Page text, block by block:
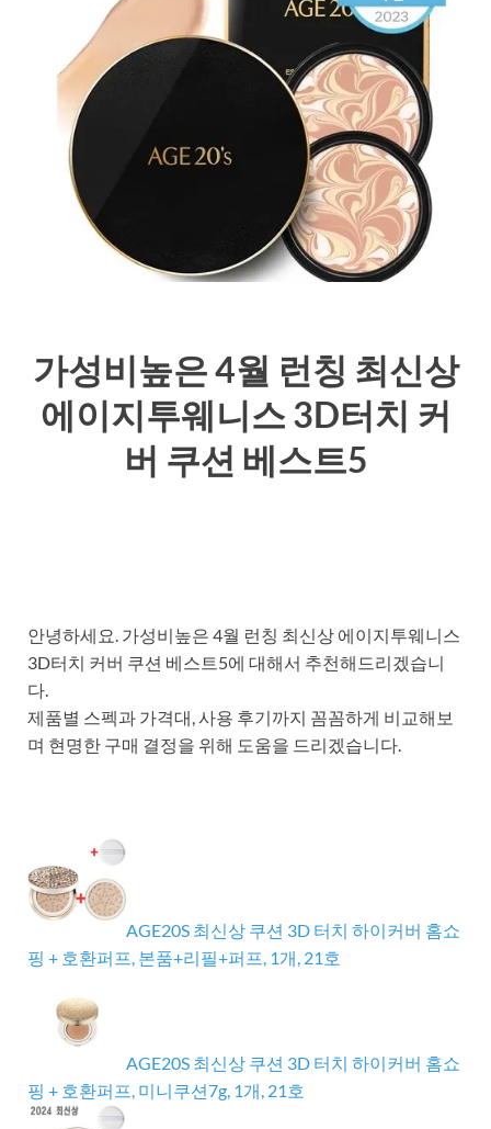
가성비높은 4월 런칭 최신상
에이지투웨니스 3D터치 커
버 쿠션 베스트5
안녕하세요. 가성비높은 4월 런칭 최신상 에이지투웨니스
3D터치 커버 쿠션 베스트5에 대해서 추천해드리겠습니
다.
제품별 스펙과 가격대, 사용 후기까지 꼼꼼하게 비교해보
며 현명한 구매 결정을 위해 도움을 드리겠습니다.
AGE20S 최신상 쿠션 3D 터치 하이커버 홈쇼
핑 + 호환퍼프, 본품+리필+퍼프, 1개, 21호
AGE20S 최신상 쿠션 3D 터치 하이커버 홈쇼
핑 + 호환퍼프, 미니쿠션7g, 1개, 21호